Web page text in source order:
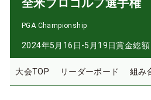
全米プロゴルフ選手権
PGA Championship
2024年5月16日-5月19日賞金総額
大会TOP リーダーボード 組み